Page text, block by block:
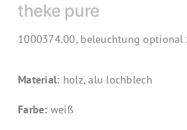
theke pure
1000374.00, beleuchtung optional
Material: holz, alu lochblech
Farbe: weiß